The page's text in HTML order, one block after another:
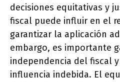
decisiones equitativas y
fiscal puede influir en el
garantizar la aplicación
embargo, es importante
independencia del fiscal
influencia indebida. El